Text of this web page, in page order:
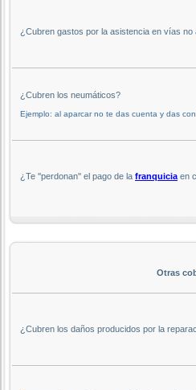
¿Cubren gastos por la asistencia en vías no
¿Cubren los neumáticos?
Ejemplo: al aparcar no te das cuenta y das
¿Te ''perdonan'' el pago de la franquicia en
Otras
¿Cubren los daños producidos por la